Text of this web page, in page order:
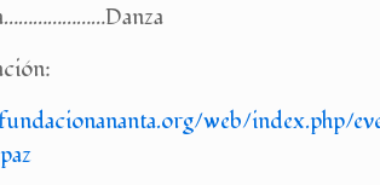
web/index.php/